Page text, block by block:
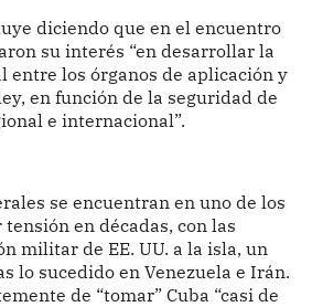
diciendo que en el encuentro
su interés “en desarrollar la
entre los órganos de aplicación y
en función de la seguridad de
e internacional”.
se encuentran en uno de los
en décadas, con las
militar de EE. UU. a la isla, un
lo sucedido en Venezuela e Irán.
de “tomar” Cuba “casi de